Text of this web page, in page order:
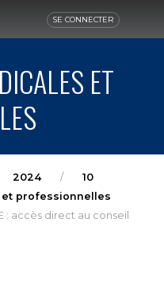
SE CONNECTER
ET
2024
10
et professionnelles
: accès direct au conseil